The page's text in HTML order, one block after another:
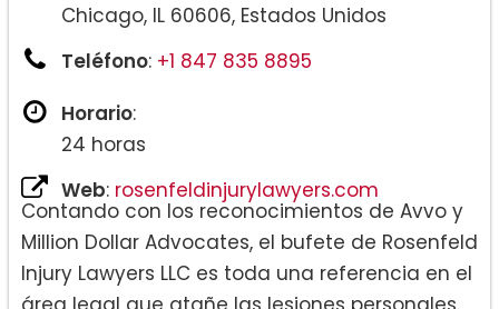
Chicago, IL 60606, Estados Unidos
Teléfono: +1 847 835 8895
Horario:
24 horas
Web: rosenfeldinjurylawyers.com
Contando con los reconocimientos de Avvo y
Million Dollar Advocates, el bufete de Rosenfeld
Injury Lawyers LLC es toda una referencia en el